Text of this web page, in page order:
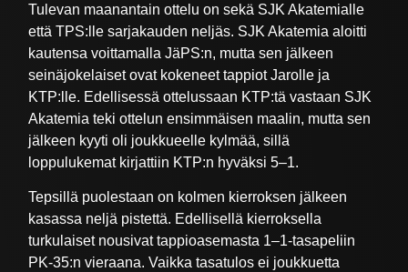
Tulevan maanantain ottelu on sekä SJK Akatemialle
että TPS:lle sarjakauden neljäs. SJK Akatemia aloitti
kautensa voittamalla JäPS:n, mutta sen jälkeen
seinäjokelaiset ovat kokeneet tappiot Jarolle ja
KTP:lle. Edellisessä ottelussaan KTP:tä vastaan SJK
Akatemia teki ottelun ensimmäisen maalin, mutta sen
jälkeen kyyti oli joukkueelle kylmää, sillä
loppulukemat kirjattiin KTP:n hyväksi 5–1.
Tepsillä puolestaan on kolmen kierroksen jälkeen
kasassa neljä pistettä. Edellisellä kierroksella
turkulaiset nousivat tappioasemasta 1–1-tasapeliin
PK-35:n vieraana. Vaikka tasatulos ei joukkuetta